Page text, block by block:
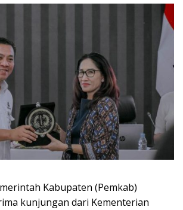
Kabupaten (Pemkab)
kunjungan dari Kementerian